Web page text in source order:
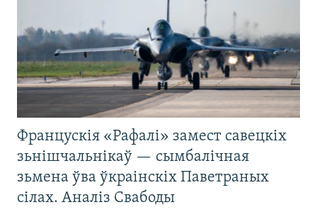
Францускія «Рафалі» замест савецкіх
зьнішчальнікаў — сымбалічная
зьмена ўва ўкраінскіх Паветраных
сілах. Аналіз Свабоды